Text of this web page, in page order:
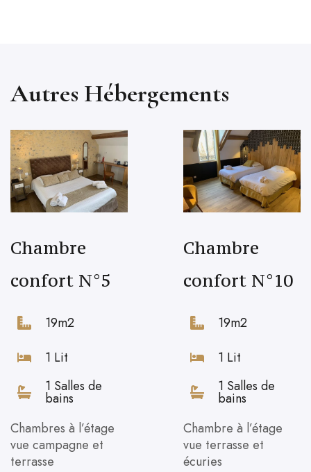
Autres Hébergements
Chambre
confort N°5
19m2
1 Lit
1 Salles de
bains
Chambres à l’étage
vue campagne et
terrasse
Chambre
confort N°10
19m2
1 Lit
1 Salles de
bains
Chambre à l’étage
vue terrasse et
écuries